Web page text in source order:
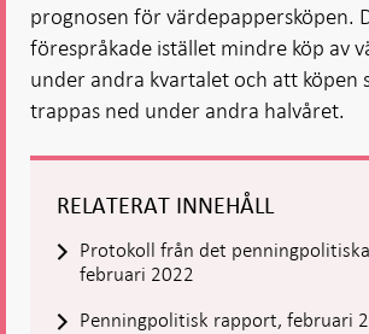
prognosen för värdepappersköpen.
förespråkade istället mindre köp av
under andra kvartalet och att köpen
trappas ned under andra halvåret.
RELATERAT INNEHÅLL
Protokoll från det
februari 2022
Penningpolitisk rapport, februari